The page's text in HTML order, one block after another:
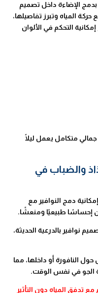
الإضاءة داخل تصميم
المياه وتبرز تفاصيلها،
التحكم في الألوان
متكامل يعمل ليلًا
والضباب في
دمج النوافير مع
إحساسًا طبيعيًا ومنعشًا.
نوافير بالدرعية الحديثة،
النافورة أو داخلها، مما
الجو في نفس الوقت.
تدفق المياه دون التأثير